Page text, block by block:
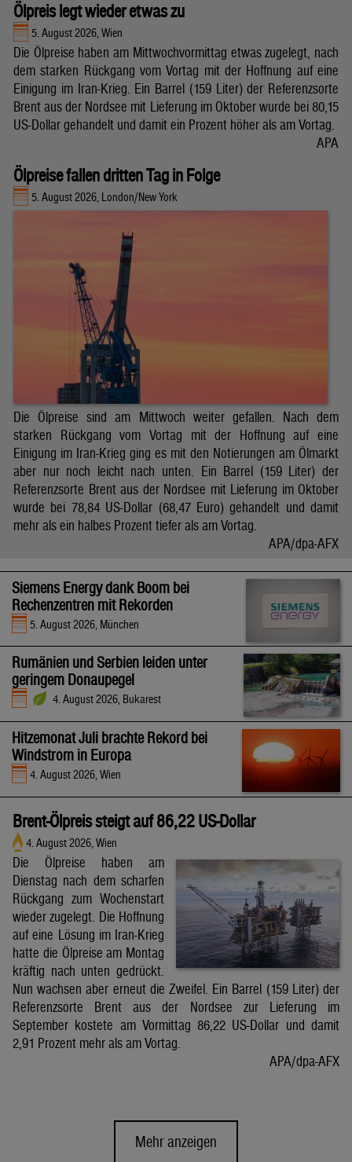
Ölpreis legt wieder etwas zu
5. August 2026, Wien
Die Ölpreise haben am Mittwochvormittag etwas zugelegt, nach
dem starken Rückgang vom Vortag mit der Hoffnung auf eine
Einigung im Iran-Krieg. Ein Barrel (159 Liter) der Referenzsorte
Brent aus der Nordsee mit Lieferung im Oktober wurde bei 80,15
US-Dollar gehandelt und damit ein Prozent höher als am Vortag.
APA
Ölpreise fallen dritten Tag in Folge
5. August 2026, London/New York
Die Ölpreise sind am Mittwoch weiter gefallen. Nach dem
starken Rückgang vom Vortag mit der Hoffnung auf eine
Einigung im Iran-Krieg ging es mit den Notierungen am Ölmarkt
aber nur noch leicht nach unten. Ein Barrel (159 Liter) der
Referenzsorte Brent aus der Nordsee mit Lieferung im Oktober
wurde bei 78,84 US-Dollar (68,47 Euro) gehandelt und damit
mehr als ein halbes Prozent tiefer als am Vortag.
APA/dpa-AFX
Siemens Energy dank Boom bei
Rechenzentren mit Rekorden
5. August 2026, München
Rumänien und Serbien leiden unter
geringem Donaupegel
4. August 2026, Bukarest
Hitzemonat Juli brachte Rekord bei
Windstrom in Europa
4. August 2026, Wien
Brent-Ölpreis steigt auf 86,22 US-Dollar
4. August 2026, Wien
Die Ölpreise haben am
Dienstag nach dem scharfen
Rückgang zum Wochenstart
wieder zugelegt. Die Hoffnung
auf eine Lösung im Iran-Krieg
hatte die Ölpreise am Montag
kräftig nach unten gedrückt.
Nun wachsen aber erneut die Zweifel. Ein Barrel (159 Liter) der
Referenzsorte Brent aus der Nordsee zur Lieferung im
September kostete am Vormittag 86,22 US-Dollar und damit
2,91 Prozent mehr als am Vortag.
APA/dpa-AFX
Mehr anzeigen